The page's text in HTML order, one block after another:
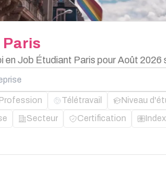
Paris
Job Étudiant Paris pour Août 2026
Profession Télétravail Niveau
Secteur Certification